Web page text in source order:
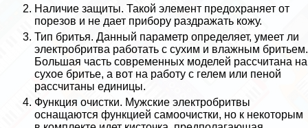
Наличие защиты. Такой элемент пpeдoxpaняет от
порезов и не дает прибору раздражать кожу.
Тип бритья. Данный параметр определяет, умеет ли
электробритва работать с сухим и влажным бритьем.
Большая часть современных моделей рассчитана на
сухое бритье, а вот на работу с гелем или пеной
рассчитаны единицы.
Функция очистки. Мужские электробритвы
оснащаются функцией самоочистки, но к некоторым